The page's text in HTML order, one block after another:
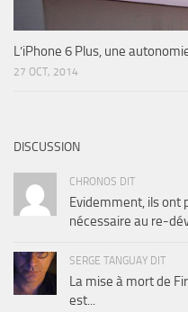
L’iPhone 6 Plus, une
27 OCT, 2014
DISCUSSION
CHRONOS DIT
Evidemment, ils ont
nécessaire au re-
SERGE TANGUAY DIT
La mise à mort de
est...